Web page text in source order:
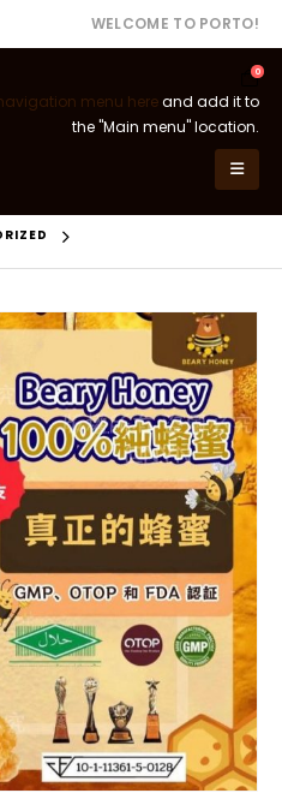
WELCOME TO PORTO!
0
menu hereand add it to
the "Main menu" location.